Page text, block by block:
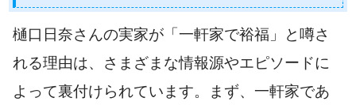
樋口日奈さんの実家が「一軒家で裕福」と噂さ
れる理由は、さまざまな情報源やエピソードに
よって裏付けられています。まず、一軒家であ